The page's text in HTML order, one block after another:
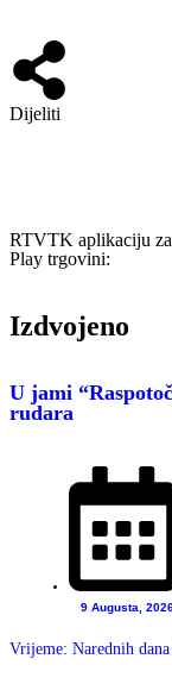
Dijeliti
RTVTK aplikaciju za
Play trgovini:
Izdvojeno
U jami
rudara
9 Augusta,
Vrijeme: Narednih